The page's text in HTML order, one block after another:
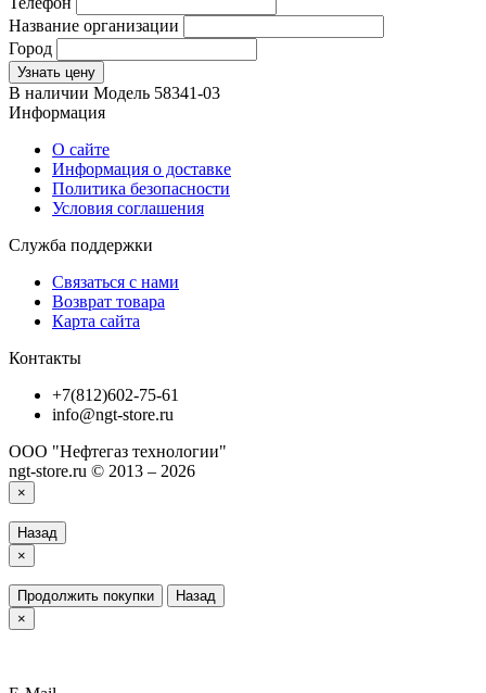
Название организации
Город
Узнать цену
В наличии Модель 58341-03
Информация
О сайте
Информация о доставке
Политика безопасности
Условия соглашения
Служба поддержки
Связаться с нами
Возврат товара
Карта сайта
Контакты
+7(812)602-75-61
info@ngt-store.ru
ООО "Нефтегаз технологии"
ngt-store.ru © 2013 – 2026
×
Назад
×
Продолжить покупки
Назад
×